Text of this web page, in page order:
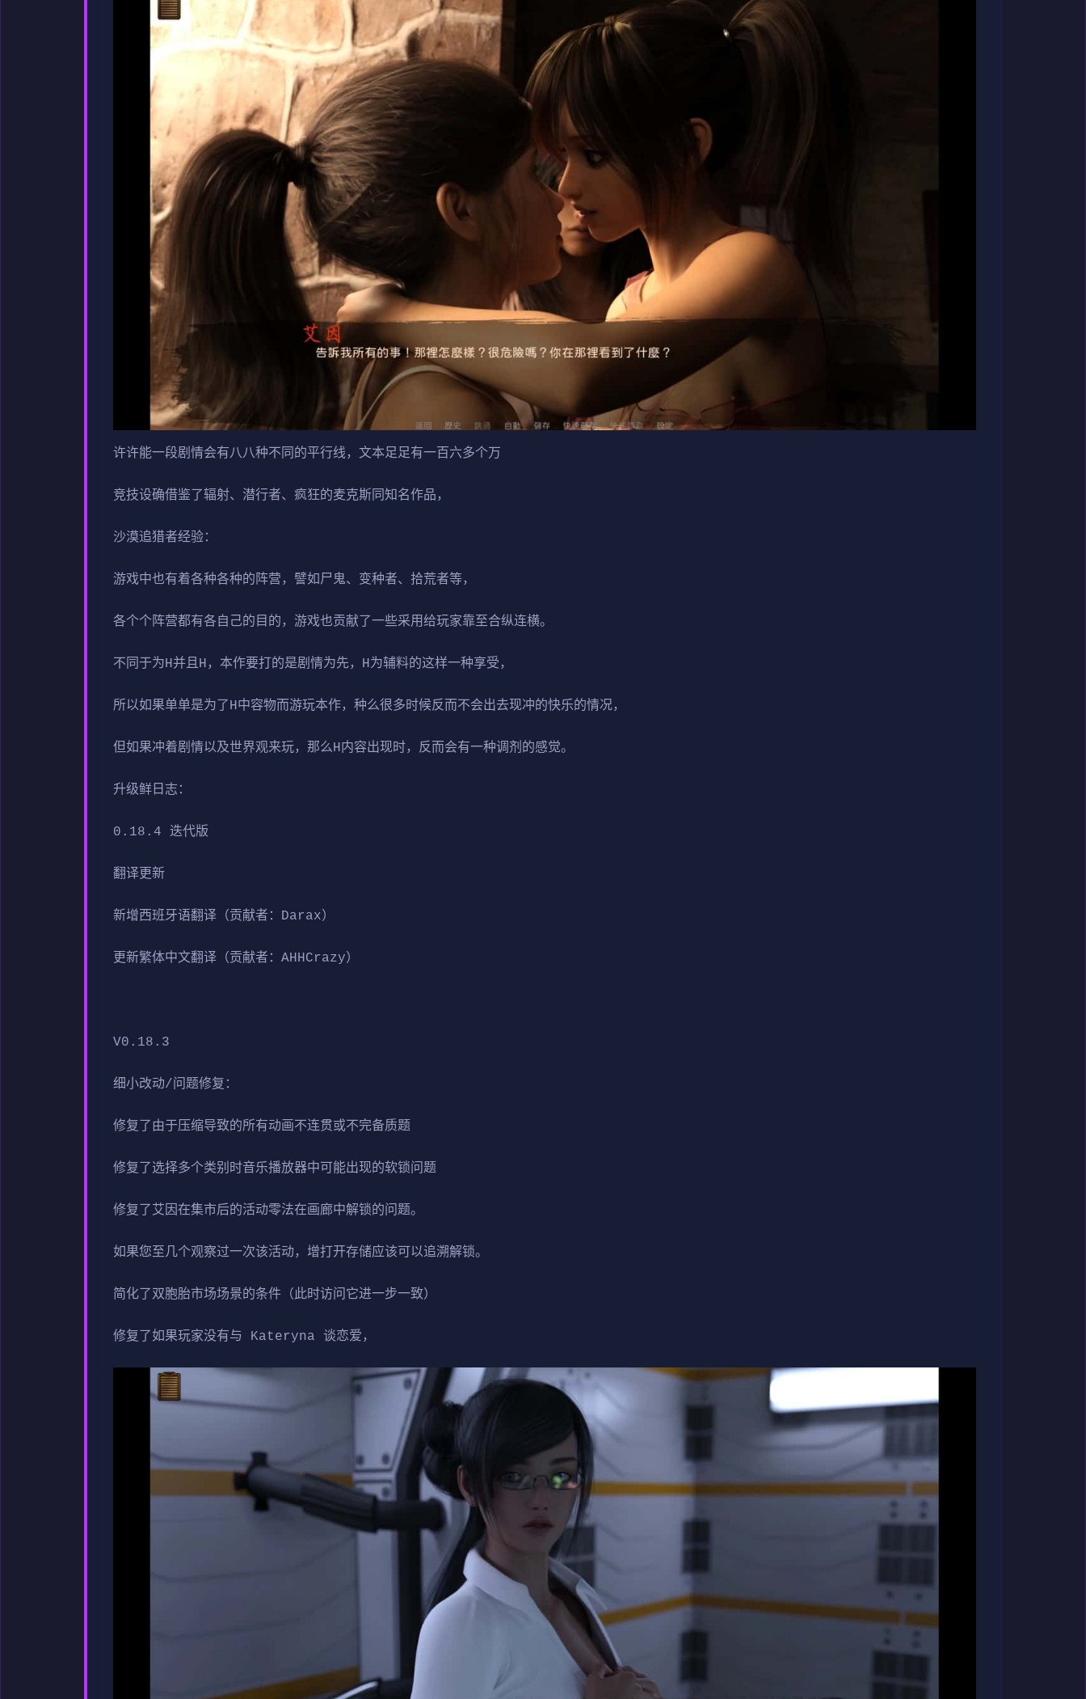
许许能一段剧情会有八八种不同的平行线，文本足足有一百六多个万
竞技设确借鉴了辐射、潜行者、疯狂的麦克斯同知名作品，
沙漠追猎者经验：
游戏中也有着各种各种的阵营，譬如尸鬼、变种者、拾荒者等，
各个个阵营都有各自己的目的，游戏也贡献了一些采用给玩家靠至合纵连横。
不同于为H并且H，本作要打的是剧情为先，H为辅料的这样一种享受，
所以如果单单是为了H中容物而游玩本作，种么很多时候反而不会出去现冲的快乐的情况，
但如果冲着剧情以及世界观来玩，那么H内容出现时，反而会有一种调剂的感觉。
升级鲜日志：
0.18.4 迭代版
翻译更新
新增西班牙语翻译（贡献者：Darax）
更新繁体中文翻译（贡献者：AHHCrazy）
V0.18.3
细小改动/问题修复：
修复了由于压缩导致的所有动画不连贯或不完备质题
修复了选择多个类别时音乐播放器中可能出现的软锁问题
修复了艾因在集市后的活动零法在画廊中解锁的问题。
如果您至几个观察过一次该活动，增打开存储应该可以追溯解锁。
简化了双胞胎市场场景的条件（此时访问它进一步一致）
修复了如果玩家没有与 Kateryna 谈恋爱，